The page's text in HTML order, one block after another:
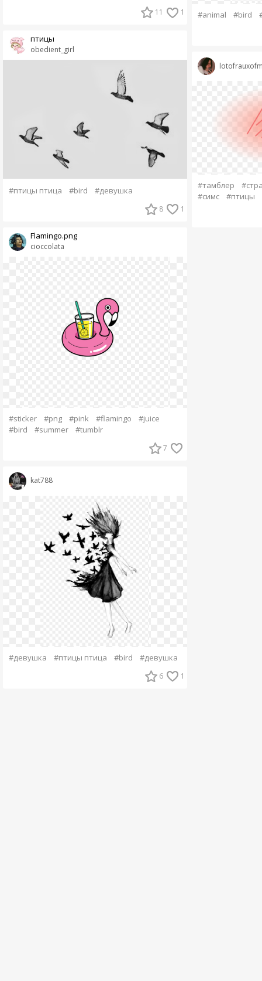
11 1
obedient_girl
птицы
#птицы птица #bird #девушка
8 1
cioccolata
Flamingo.png
#sticker #png #pink #flamingo
#juice
#bird
#summer #tumblr
7
kat788
#девушка #птицы птица #bird #девушка
6 1
#animal #bird
#тамблер
#симс
#птицы